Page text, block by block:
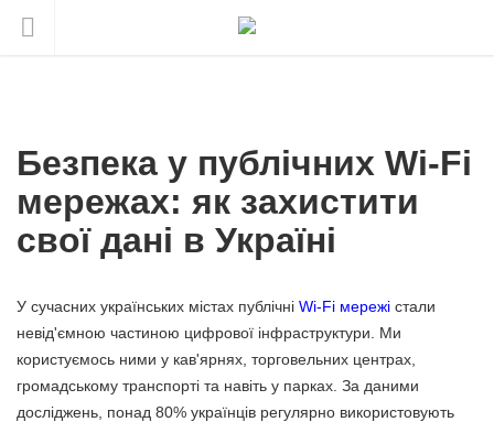
Безпека у публічних Wi-Fi
мережах: як захистити
свої дані в Україні
У сучасних українських містах публічні Wi-Fi мережі стали
невід'ємною частиною цифрової інфраструктури. Ми
користуємось ними у кав'ярнях, торговельних центрах,
громадському транспорті та навіть у парках. За даними
досліджень, понад 80% українців регулярно використовують